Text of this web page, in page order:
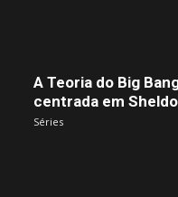
A Teoria do Big
centrada em
Séries